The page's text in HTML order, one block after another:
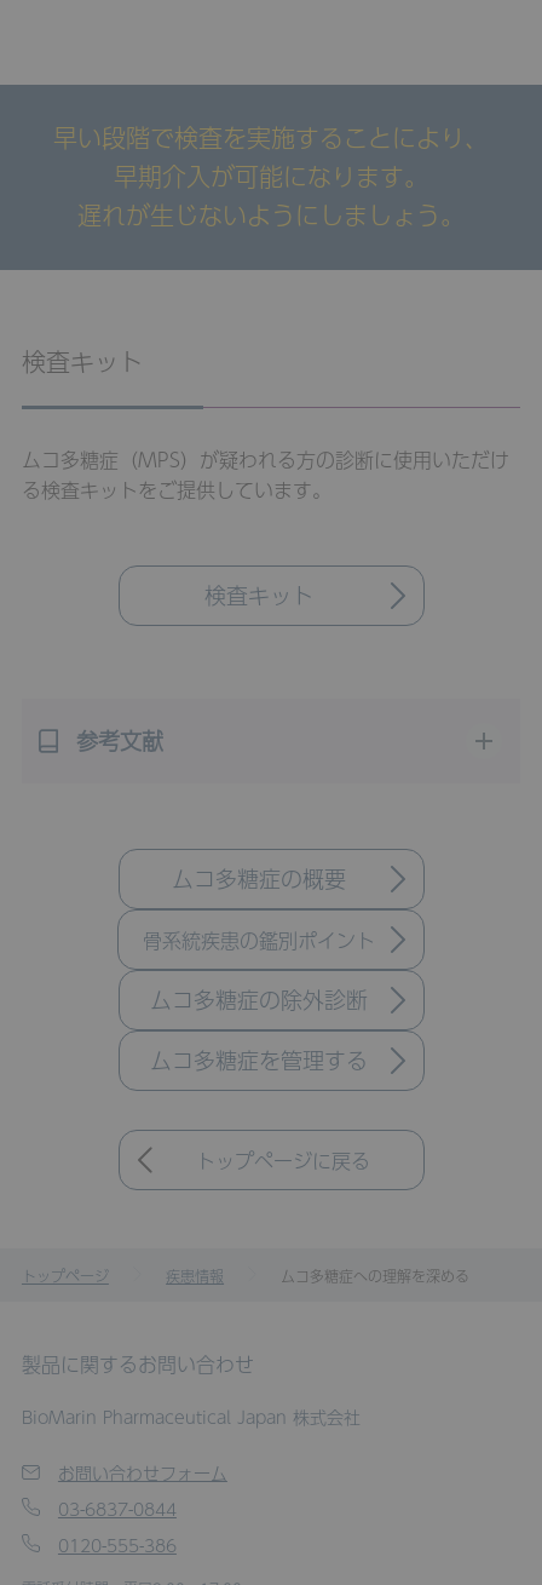
早い段階で検査を実施することにより、
早期介入が可能になります。
遅れが生じないようにしましょう。
検査キット
ムコ多糖症（MPS）が疑われる方の診断に使用いただけ
る検査キットをご提供しています。
検査キット
参考文献
ムコ多糖症の概要
骨系統疾患の鑑別ポイント
ムコ多糖症の除外診断
ムコ多糖症を管理する
トップページに戻る
トップページ 疾患情報 ムコ多糖症への理解を深める
製品に関するお問い合わせ
BioMarin Pharmaceutical Japan 株式会社
お問い合わせフォーム
03-6837-0844
0120-555-386